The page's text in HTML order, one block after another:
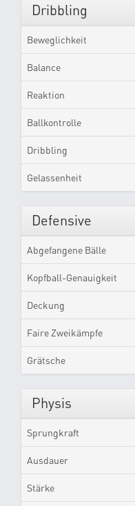
Dribbling
Beweglichkeit
Balance
Reaktion
Ballkontrolle
Dribbling
Gelassenheit
Defensive
Abgefangene Bälle
Kopfball-Genauigkeit
Deckung
Faire Zweikämpfe
Grätsche
Physis
Sprungkraft
Ausdauer
Stärke